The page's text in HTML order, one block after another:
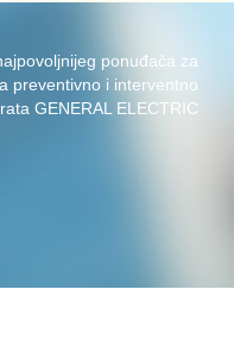
ponuđača za
preventivno i interventno
GENERAL ELECTRIC